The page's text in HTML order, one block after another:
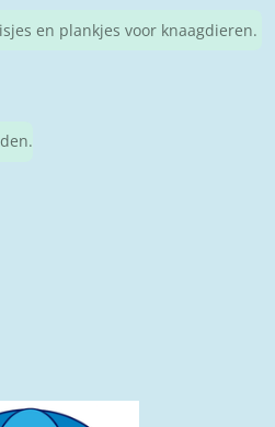
en plankjes voor knaagdieren.